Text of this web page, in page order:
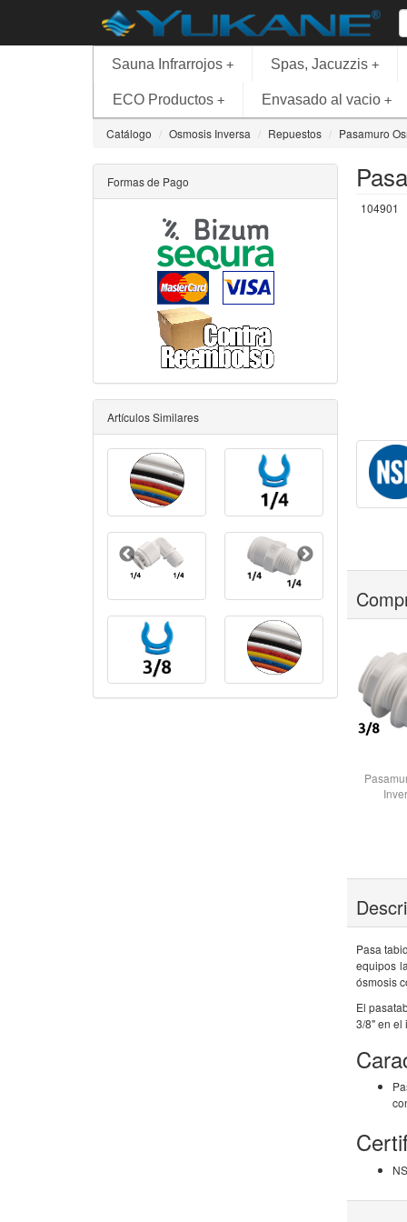
+
Sauna Infrarrojos +
Spas, Jacuzzis
+
ECO Productos +
Envasado al vacio
Catálogo Osmosis Inversa Repuestos Pasamuro
104901
Pasa
equipos
ósmosis
El
3/8" en el
Formas de Pago
Artículos Similares